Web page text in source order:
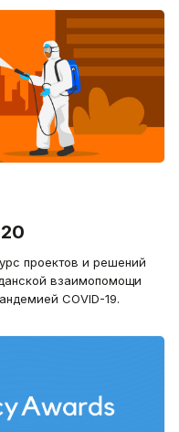
проектов и решений
взаимопомощи
COVID-19.